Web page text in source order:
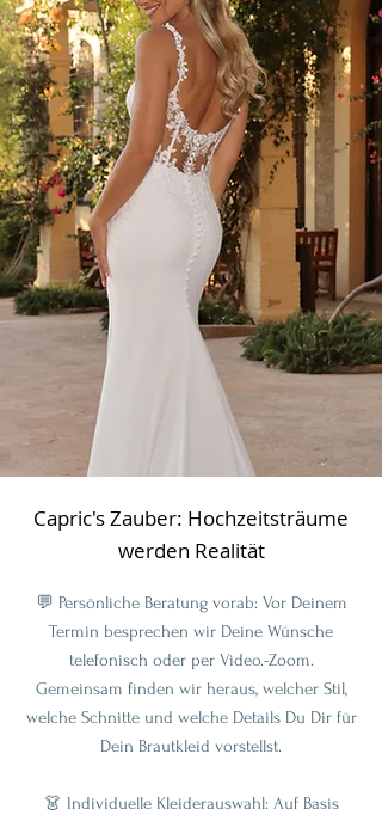
Capric's Zauber: Hochzeitsträume
werden Realität
💬 Persönliche Beratung vorab: Vor Deinem
Termin besprechen wir Deine Wünsche
telefonisch oder per Video.-Zoom.
Gemeinsam finden wir heraus, welcher Stil,
welche Schnitte und welche Details Du Dir für
Dein Brautkleid vorstellst.
👗 Individuelle Kleiderauswahl: Auf Basis